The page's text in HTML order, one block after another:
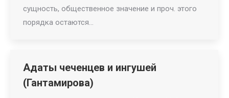
сущность, общественное значение и проч. этого
порядка остаются…
Адаты чеченцев и ингушей
(Гантамирова)